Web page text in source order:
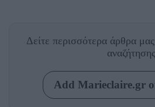
Δείτε περισσότερα άρθρα μας
αναζήτησης
Add Marieclaire.gr